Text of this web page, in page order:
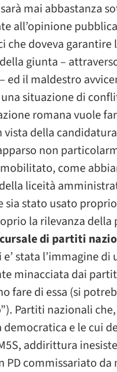
mai abbastanza
all’opinione
che doveva
giunta –
ed il maldestro
una situazione di
romana vuole
della
non
come
liceità
sia stato usato
la rilevanza della
di partiti
e’ stata l’immagine
minacciata dai
fare di essa (si
Partiti nazionali
democratica e le cui
addirittura
PD commissariato